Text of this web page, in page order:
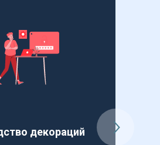
декораций